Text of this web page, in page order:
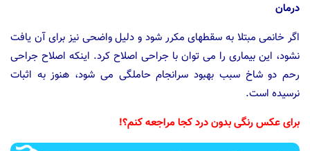
درمان
اگر خانمی مبتلا به سقطهای مکرر شود و دلیل واضحی نیز برای آن یافت
نشود، این بیماری را می توان با جراحی اصلاح کرد. اینکه اصلاح جراحی
رحم دو شاخ سبب بهبود سرانجام حاملگی می شود، هنوز به اثبات
نرسیده است.
برای عکس رنگی بدون درد کجا مراجعه کنم؟!